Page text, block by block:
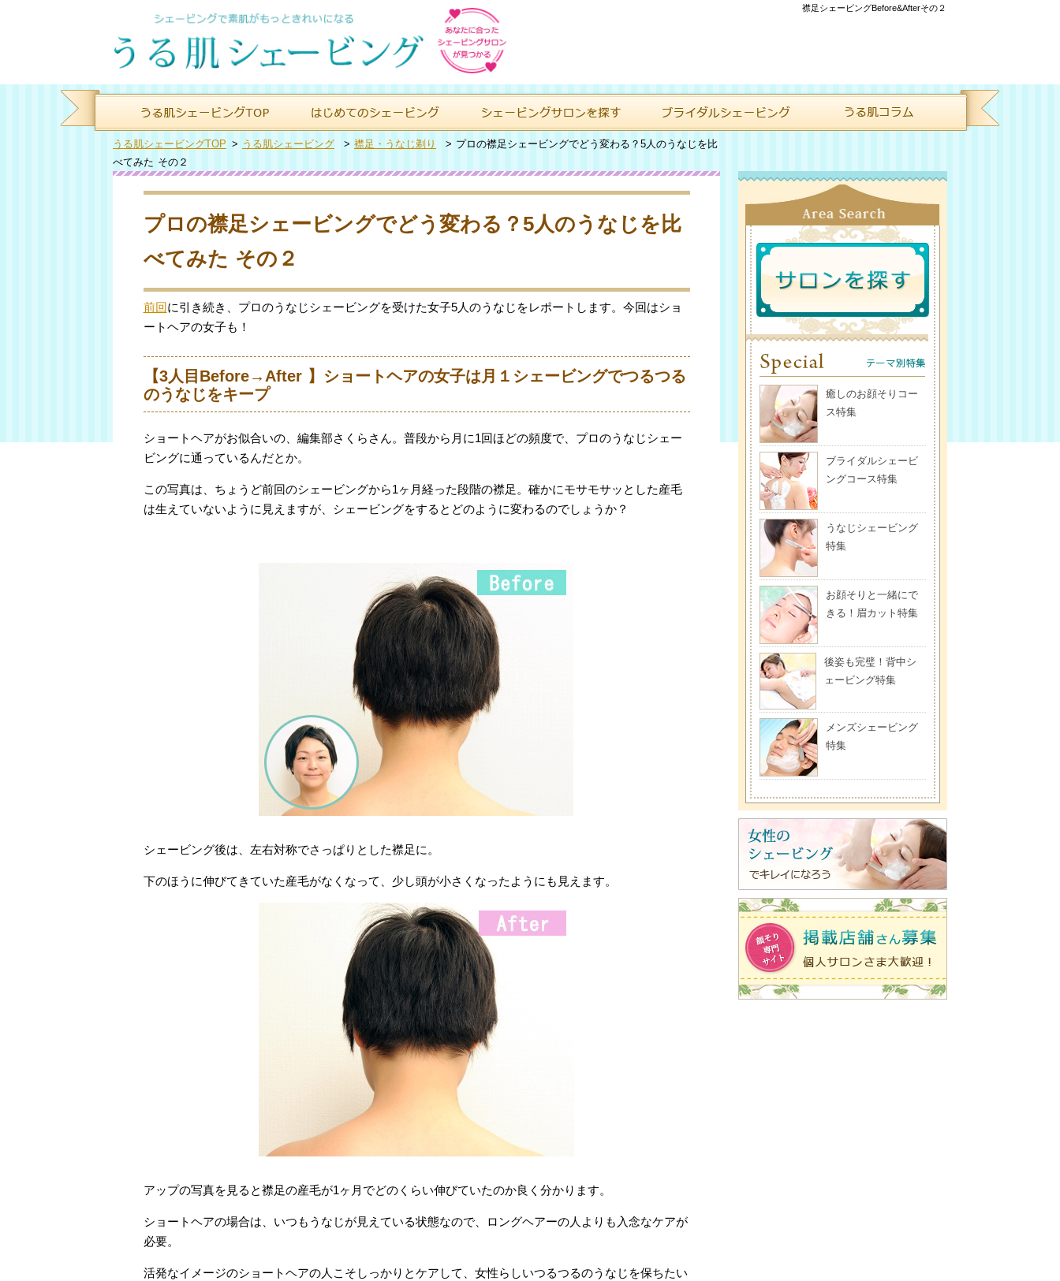
襟足シェービングBefore&Afterその２
うる肌シェービングTOP > うる肌シェービング > 襟足・うなじ剃り > プロの襟足シェービングでどう変わる？5人のうなじを比
べてみた その２
プロの襟足シェービングでどう変わる？5人のうなじを比
べてみた その２
前回に引き続き、プロのうなじシェービングを受けた女子5人のうなじをレポートします。今回はショ
ートヘアの女子も！
【3人目Before→After 】ショートヘアの女子は月１シェービングでつるつる
のうなじをキープ
ショートヘアがお似合いの、編集部さくらさん。普段から月に1回ほどの頻度で、プロのうなじシェー
ビングに通っているんだとか。
この写真は、ちょうど前回のシェービングから1ヶ月経った段階の襟足。確かにモサモサッとした産毛
は生えていないように見えますが、シェービングをするとどのように変わるのでしょうか？
シェービング後は、左右対称でさっぱりとした襟足に。
下のほうに伸びてきていた産毛がなくなって、少し頭が小さくなったようにも見えます。
アップの写真を見ると襟足の産毛が1ヶ月でどのくらい伸びていたのか良く分かります。
ショートヘアの場合は、いつもうなじが見えている状態なので、ロングヘアーの人よりも入念なケアが
必要。
活発なイメージのショートヘアの人こそしっかりとケアして、女性らしいつるつるのうなじを保ちたい
癒しのお顔そりコー
ス特集
ブライダルシェービ
ングコース特集
うなじシェービング
特集
お顔そりと一緒にで
きる！眉カット特集
後姿も完璧！背中シ
ェービング特集
メンズシェービング
特集